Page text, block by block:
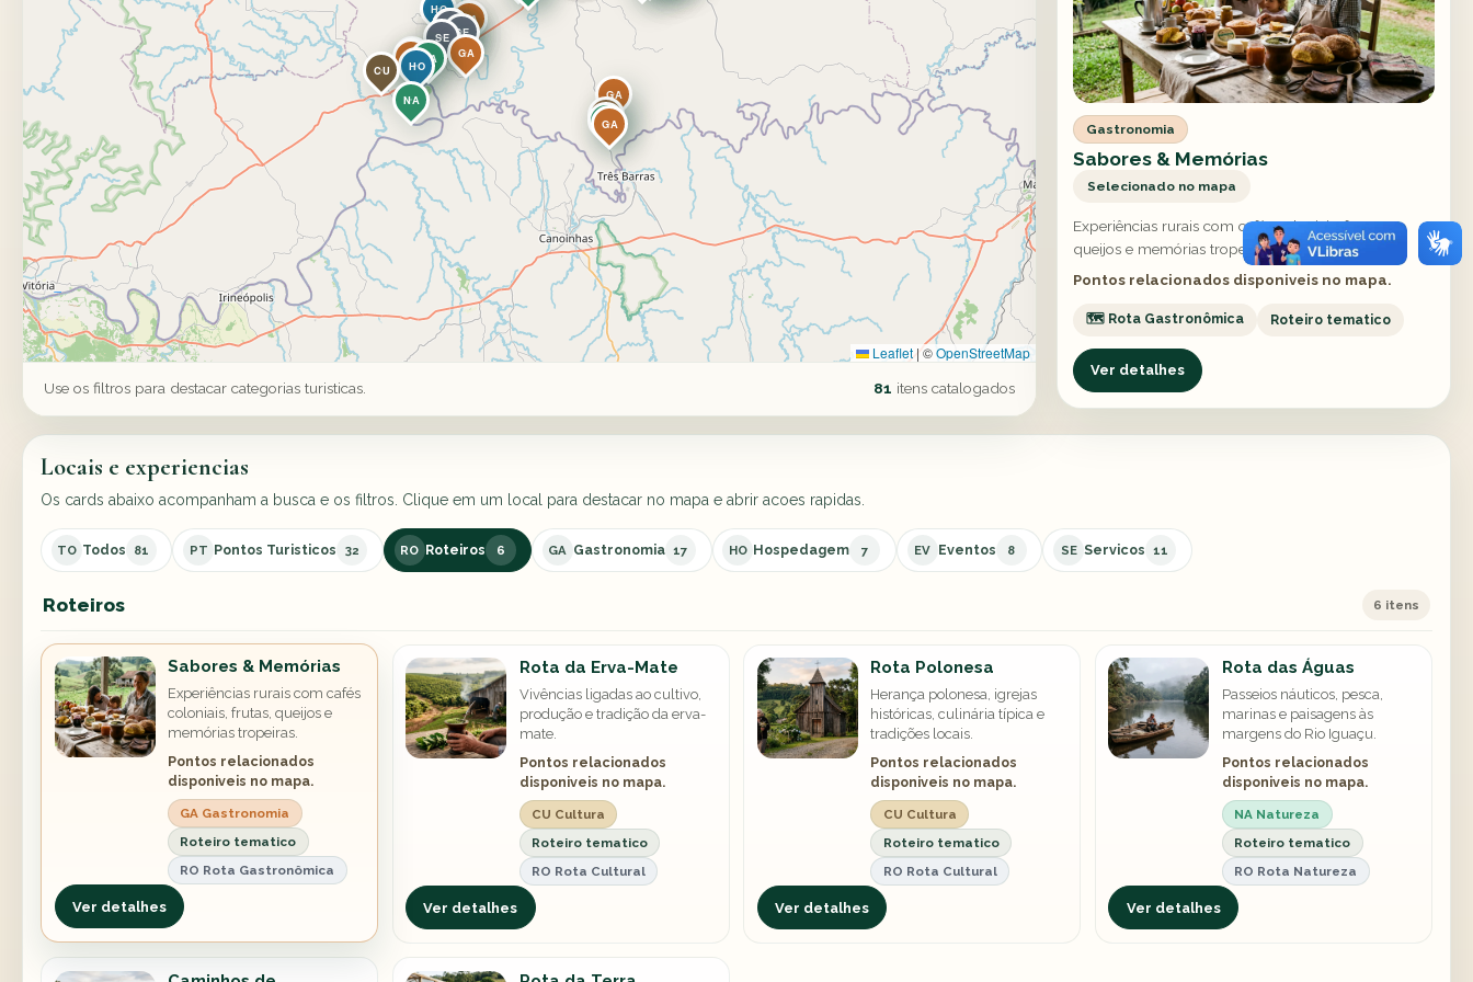
NA
HI
CU
NA
NA
NA
NA
NA
NA
HO
HO
HO
GA
GA
GA
GA
GA GA
SE
SE
SE
Leaflet|©OpenStreetMap
Use os filtros para destacar categorias turisticas. 81 itens catalogados
Gastronomia
Sabores & Memórias
Selecionado no mapa
Experiências rurais com cafés coloniais, frutas,
queijos e memórias tropeiras.
Pontos relacionados disponiveis no mapa.
🗺️ Rota Gastronômica Roteiro tematico
Ver detalhes
Locais e experiencias
Os cards abaixo acompanham a busca e os filtros. Clique em um local para destacar no mapa e abrir acoes rapidas.
TO Todos 81 PT Pontos Turisticos 32 RO Roteiros 6 GA Gastronomia 17 HO Hospedagem 7 EV Eventos 8 SE Servicos 11
Roteiros 6 itens
Sabores & Memórias
Experiências rurais com cafés
coloniais, frutas, queijos e
memórias tropeiras.
Pontos relacionados
disponiveis no mapa.
GA Gastronomia
Roteiro tematico
RO Rota Gastronômica
Ver detalhes
Rota da Erva-Mate
Vivências ligadas ao cultivo,
produção e tradição da erva-
mate.
Pontos relacionados
disponiveis no mapa.
CU Cultura
Roteiro tematico
RO Rota Cultural
Ver detalhes
Rota Polonesa
Herança polonesa, igrejas
históricas, culinária típica e
tradições locais.
Pontos relacionados
disponiveis no mapa.
CU Cultura
Roteiro tematico
RO Rota Cultural
Ver detalhes
Rota das Águas
Passeios náuticos, pesca,
marinas e paisagens às
margens do Rio Iguaçu.
Pontos relacionados
disponiveis no mapa.
NA Natureza
Roteiro tematico
RO Rota Natureza
Ver detalhes